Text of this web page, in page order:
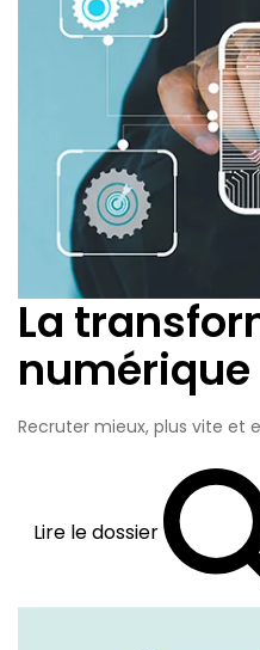
La
numérique
Recruter mieux, plus vite et
Lire le dossier